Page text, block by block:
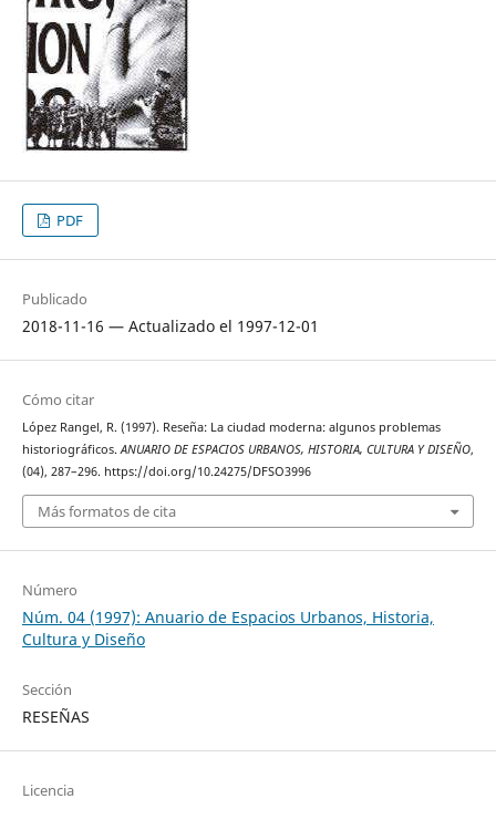
PDF
Publicado
2018-11-16 — Actualizado el 1997-12-01
Cómo citar
López Rangel, R. (1997). Reseña: La ciudad moderna: algunos problemas
historiográficos.ANUARIO DE ESPACIOS URBANOS, HISTORIA, CULTURA Y DISEÑO,
(04), 287–296. https://doi.org/10.24275/DFSO3996
Más formatos de cita
Número
Núm. 04 (1997): Anuario de Espacios Urbanos, Historia,
Cultura y Diseño
Sección
RESEÑAS
Licencia